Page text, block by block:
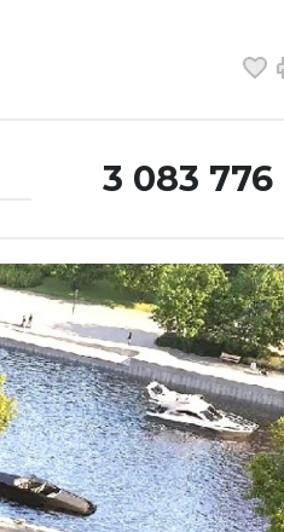
3 083 776